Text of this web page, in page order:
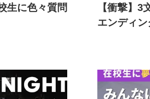
生に色々質問
【衝撃】3
エンディ